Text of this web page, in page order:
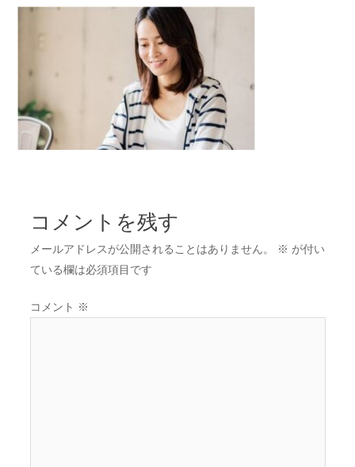
コメントを残す
メールアドレスが公開されることはありません。 ※ が付い
ている欄は必須項目です
コメント ※